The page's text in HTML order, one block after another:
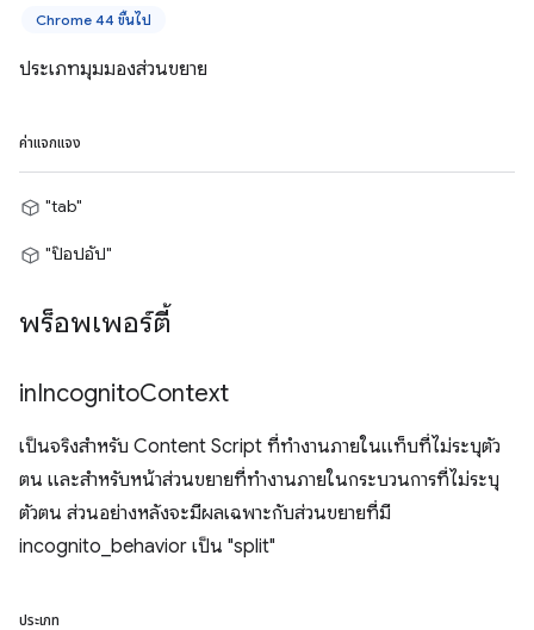
Chrome 44 ขึ้นไป
ประเภทมุมมองส่วนขยาย
ค่าแจกแจง
"tab"
"ป๊อปอัป"
พร็อพเพอร์ตี้
inIncognitoContext
เป็นจริงสำหรับ Content Script ที่ทำงานภายในแท็บที่ไม่ระบุตัว
ตน และสำหรับหน้าส่วนขยายที่ทำงานภายในกระบวนการที่ไม่ระบุ
ตัวตน ส่วนอย่างหลังจะมีผลเฉพาะกับส่วนขยายที่มี
incognito_behavior เป็น "split"
ประเภท